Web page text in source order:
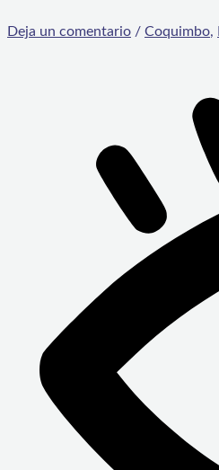
Deja un comentario / Coquimbo,